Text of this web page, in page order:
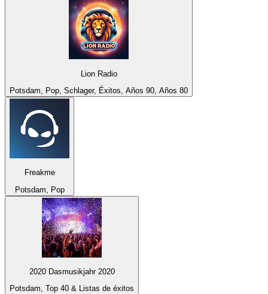
Lion Radio
Potsdam, Pop, Schlager, Éxitos, Años 90, Años 80
Freakme
Potsdam, Pop
2020 Dasmusikjahr 2020
Potsdam, Top 40 & Listas de éxitos